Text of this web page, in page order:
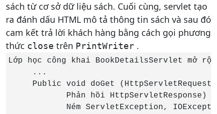
sách từ cơ sở dữ liệu sách. Cuối cùng, servlet tạo
ra đánh dấu HTML mô tả thông tin sách và sau đó
cam kết trả lời khách hàng bằng cách gọi phương
thức close trên PrintWriter .
Lớp học công khai BookDetailsServlet mở
     ...
Public void doGet (HttpServletRequest
            Phản hồi HttpServletResponse)
Ném ServletException,